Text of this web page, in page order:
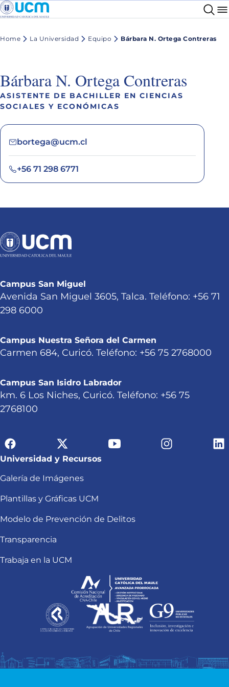
Home La Universidad Equipo Bárbara N. Ortega Contreras
Bárbara N. Ortega Contreras
ASISTENTE DE BACHILLER EN CIENCIAS
SOCIALES Y ECONÓMICAS
bortega@ucm.cl
+56 71 298 6771
Campus San Miguel
Avenida San Miguel 3605, Talca. Teléfono: +56 71
298 6000
Campus Nuestra Señora del Carmen
Carmen 684, Curicó. Teléfono: +56 75 2768000
Campus San Isidro Labrador
km. 6 Los Niches, Curicó. Teléfono: +56 75
2768100
Universidad y Recursos
Galería de Imágenes
Plantillas y Gráficas UCM
Modelo de Prevención de Delitos
Transparencia
Trabaja en la UCM